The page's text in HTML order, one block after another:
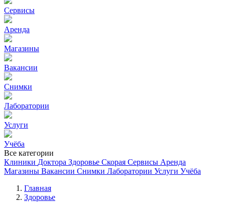
Сервисы
Аренда
Магазины
Вакансии
Снимки
Лаборатории
Услуги
Учёба
Все категории
Клиники Доктора Здоровье Скорая Сервисы Аренда
Магазины Вакансии Снимки Лаборатории Услуги Учёба
Главная
Здоровье